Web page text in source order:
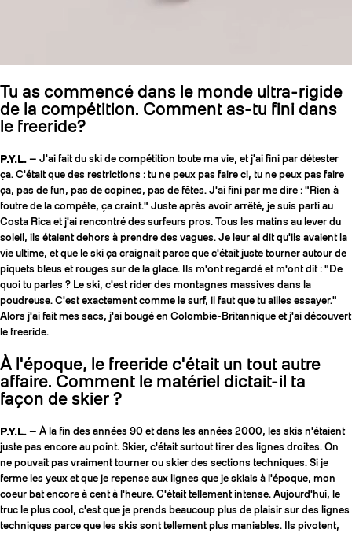
Tu as commencé dans le monde ultra-rigide
de la compétition. Comment as-tu fini dans
le freeride?
P.Y.L. — J'ai fait du ski de compétition toute ma vie, et j'ai fini par détester
ça. C'était que des restrictions : tu ne peux pas faire ci, tu ne peux pas faire
ça, pas de fun, pas de copines, pas de fêtes. J'ai fini par me dire : "Rien à
foutre de la compète, ça craint." Juste après avoir arrêté, je suis parti au
Costa Rica et j'ai rencontré des surfeurs pros. Tous les matins au lever du
soleil, ils étaient dehors à prendre des vagues. Je leur ai dit qu'ils avaient la
vie ultime, et que le ski ça craignait parce que c'était juste tourner autour de
piquets bleus et rouges sur de la glace. Ils m'ont regardé et m'ont dit : "De
quoi tu parles ? Le ski, c'est rider des montagnes massives dans la
poudreuse. C'est exactement comme le surf, il faut que tu ailles essayer."
Alors j'ai fait mes sacs, j'ai bougé en Colombie-Britannique et j'ai découvert
le freeride.
À l'époque, le freeride c'était un tout autre
affaire. Comment le matériel dictait-il ta
façon de skier ?
P.Y.L. — À la fin des années 90 et dans les années 2000, les skis n'étaient
juste pas encore au point. Skier, c'était surtout tirer des lignes droites. On
ne pouvait pas vraiment tourner ou skier des sections techniques. Si je
ferme les yeux et que je repense aux lignes que je skiais à l'époque, mon
coeur bat encore à cent à l'heure. C'était tellement intense. Aujourd'hui, le
truc le plus cool, c'est que je prends beaucoup plus de plaisir sur des lignes
techniques parce que les skis sont tellement plus maniables. Ils pivotent,